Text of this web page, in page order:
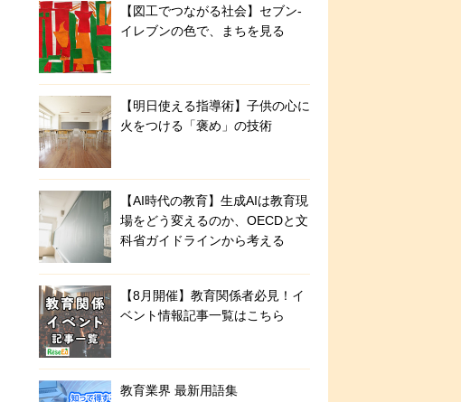
【図工でつながる社会】セブン‐
イレブンの色で、まちを見る
【明日使える指導術】子供の心に
火をつける「褒め」の技術
【AI時代の教育】生成AIは教育現
場をどう変えるのか、OECDと文
科省ガイドラインから考える
【8月開催】教育関係者必見！イ
ベント情報記事一覧はこちら
教育業界 最新用語集